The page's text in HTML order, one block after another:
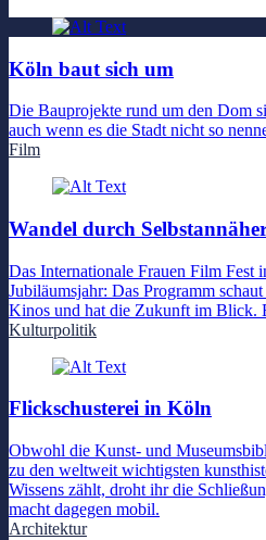
Köln baut sich um
Die Bauprojekte rund um den Dom
auch wenn es die Stadt nicht so
Film
Wandel durch
Das Internationale Frauen Film
Jubiläumsjahr: Das Programm
Kinos und hat die Zukunft im Blick.
Kulturpolitik
Flickschusterei in Köln
Obwohl die Kunst- und
zu den weltweit wichtigsten
Wissens zählt, droht ihr die
macht dagegen mobil.
Architektur